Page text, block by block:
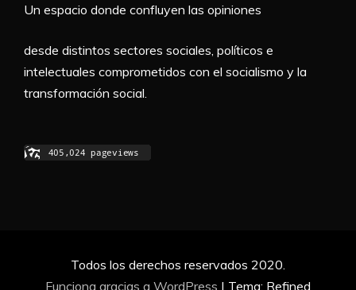
Un espacio donde confluyen las opiniones
desde distintos sectores sociales, políticos e
intelectuales comprometidos con el socialismo y la
transformación social.
Todos los derechos reservados 2020.
Funciona gracias a WordPress | Tema: Refined